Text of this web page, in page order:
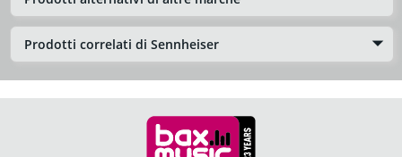
Prodotti correlati di Sennheiser